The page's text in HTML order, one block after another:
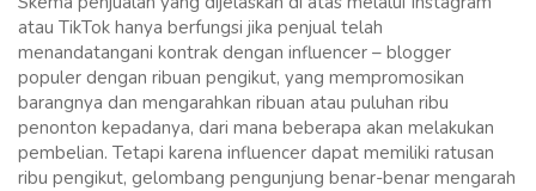
atau TikTok hanya berfungsi jika penjual telah
menandatangani kontrak dengan influencer – blogger
populer dengan ribuan pengikut, yang mempromosikan
barangnya dan mengarahkan ribuan atau puluhan ribu
penonton kepadanya, dari mana beberapa akan melakukan
pembelian. Tetapi karena influencer dapat memiliki ratusan
ribu pengikut, gelombang pengunjung benar-benar mengarah